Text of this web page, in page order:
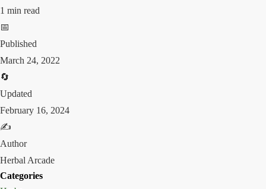
1 min read
📅
Published
March 24, 2022
🔄
Updated
February 16, 2024
✍️
Author
Herbal Arcade
Categories